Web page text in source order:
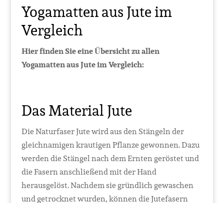
Yogamatten aus Jute im
Vergleich
Hier finden Sie eine Übersicht zu allen
Yogamatten aus Jute im Vergleich:
Das Material Jute
Die Naturfaser Jute wird aus den Stängeln der
gleichnamigen krautigen Pflanze gewonnen. Dazu
werden die Stängel nach dem Ernten geröstet und
die Fasern anschließend mit der Hand
herausgelöst. Nachdem sie gründlich gewaschen
und getrocknet wurden, können die Jutefasern